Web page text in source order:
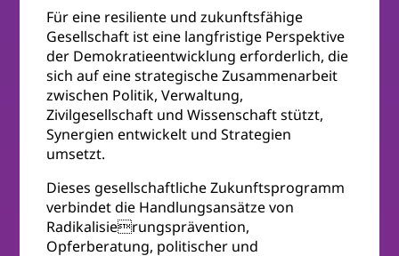
Für eine resiliente und zukunftsfähige
Gesellschaft ist eine langfristige Perspektive
der Demokratieentwicklung erforderlich, die
sich auf eine strategische Zusammenarbeit
zwischen Politik, Verwaltung,
Zivilgesellschaft und Wissenschaft stützt,
Synergien entwickelt und Strategien
umsetzt.
Dieses gesellschaftliche Zukunftsprogramm
verbindet die Handlungsansätze von
Radikalisierungsprävention,
Opferberatung, politischer und